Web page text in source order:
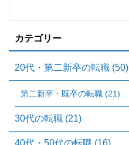
カテゴリー
20代・第二新卒の転職 (50)
第二新卒・既卒の転職 (21)
30代の転職 (21)
40代・50代の転職 (16)